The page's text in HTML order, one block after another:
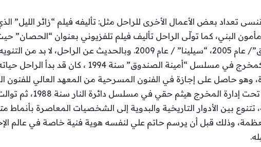
تعداد بعض الأعمال الأخرى للراحل مثل: تأليفه فيلم “زائر
البني، كما تولّى الراحل تأليف فيلم تلفزيوني بعنوان “الحصان”
“العشاق”/ عام 2005، “سيلينا” / عام 2009. وبالحديث
أعماله كمخرج في مسلسل “أمينة
التمثيل تحت
تتنوع بين الأدوار التاريخية والبدوية إلى الشخصيات المعاصرة بأنماط
وذلك قبل أن يرسم حاتم علي لنفسه هوية فنية خاصة في عالم